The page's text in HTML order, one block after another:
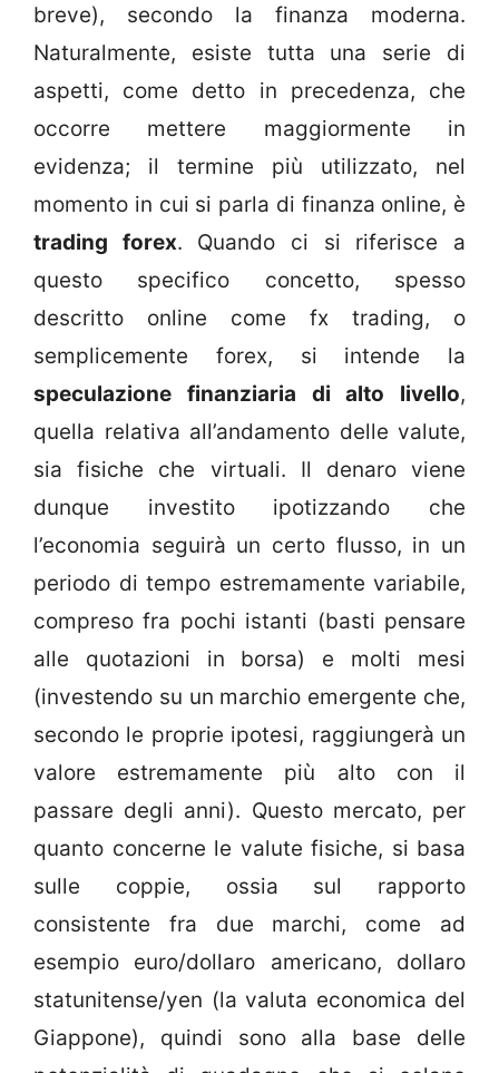
breve), secondo la finanza moderna.
Naturalmente, esiste tutta una serie di
aspetti, come detto in precedenza, che
occorre mettere maggiormente in
evidenza; il termine più utilizzato, nel
momento in cui si parla di finanza online, è
trading forex. Quando ci si riferisce a
questo specifico concetto, spesso
descritto online come fx trading, o
semplicemente forex, si intende la
speculazione finanziaria di alto livello,
quella relativa all’andamento delle valute,
sia fisiche che virtuali. Il denaro viene
dunque investito ipotizzando che
l’economia seguirà un certo flusso, in un
periodo di tempo estremamente variabile,
compreso fra pochi istanti (basti pensare
alle quotazioni in borsa) e molti mesi
(investendo su un marchio emergente che,
secondo le proprie ipotesi, raggiungerà un
valore estremamente più alto con il
passare degli anni). Questo mercato, per
quanto concerne le valute fisiche, si basa
sulle coppie, ossia sul rapporto
consistente fra due marchi, come ad
esempio euro/dollaro americano, dollaro
statunitense/yen (la valuta economica del
Giappone), quindi sono alla base delle